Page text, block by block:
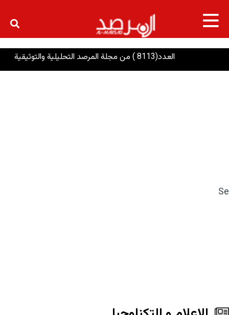
× العدد(8113 ) من مجلة المرصد التحليلية والتوثيقية